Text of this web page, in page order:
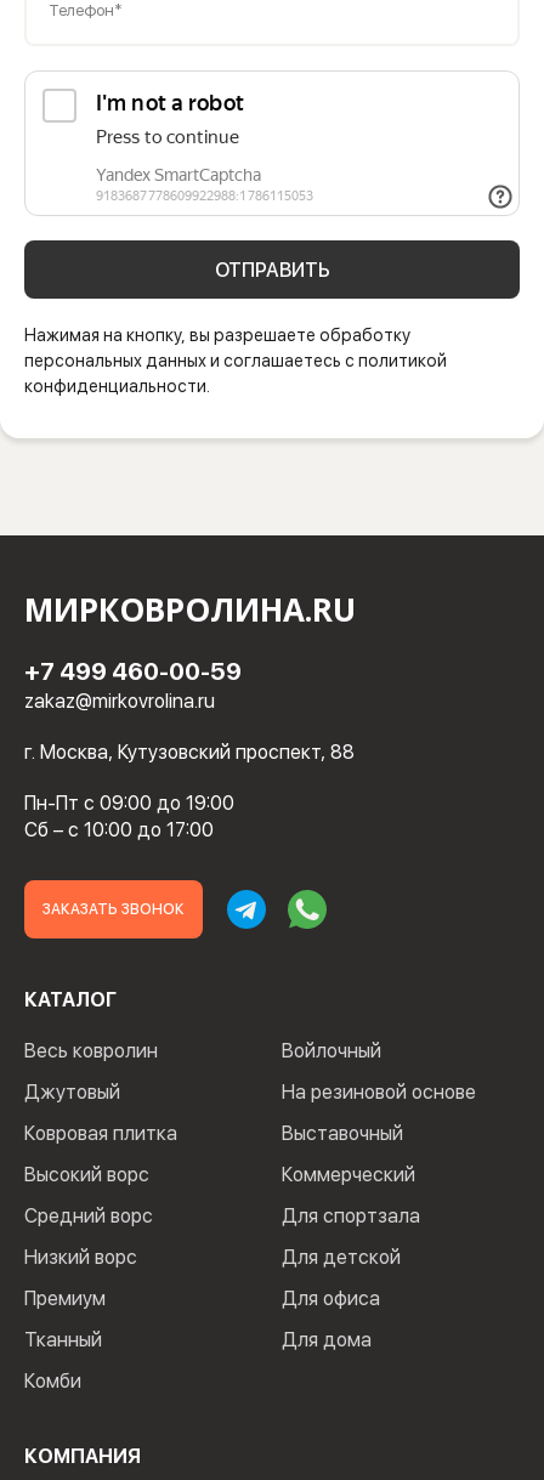
Телефон*
ОТПРАВИТЬ
Нажимая на кнопку, вы разрешаете обработку
персональных данных и соглашаетесь с политикой
конфиденциальности.
МИРКОВРОЛИНА.RU
+7 499 460-00-59
zakaz@mirkovrolina.ru
г. Москва, Кутузовский проспект, 88
Пн-Пт с 09:00 до 19:00
Сб – с 10:00 до 17:00
ЗАКАЗАТЬ ЗВОНОК
КАТАЛОГ
Весь ковролин
Джутовый
Ковровая плитка
Высокий ворс
Средний ворс
Низкий ворс
Премиум
Тканный
Комби
Войлочный
На резиновой основе
Выставочный
Коммерческий
Для спортзала
Для детской
Для офиса
Для дома
КОМПАНИЯ